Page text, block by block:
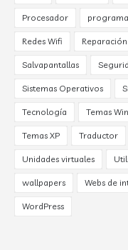
Procesador
Redes Wifi Reparación
Salvapantallas
Sistemas Operativos
Tecnología Temas
Temas XP Traductor
Unidades virtuales
wallpapers Webs de
WordPress